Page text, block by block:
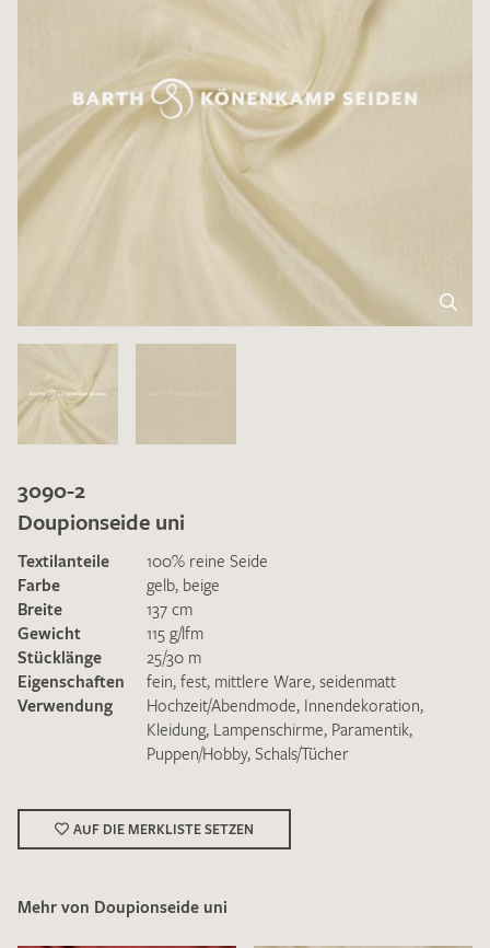
Ich bin damit einverstanden, dass meine angegebenen Daten
zur Beantwortung meiner Musteranfrage genutzt werden.
DieDatenschutzbestimmungenhabe ich zur Kenntnis
genommen und akzeptiere diese.
3090-2
Doupionseide uni
Textilanteile
100% reine Seide
Farbe
gelb, beige
Breite
137 cm
Gewicht
115 g/lfm
Stücklänge
25/30 m
Eigenschaften
fein, fest, mittlere Ware, seidenmatt
Verwendung
Hochzeit/Abendmode, Innendekoration,
Kleidung, Lampenschirme, Paramentik,
Puppen/Hobby, Schals/Tücher
AUF DIE MERKLISTE SETZEN
Mehr von Doupionseide uni